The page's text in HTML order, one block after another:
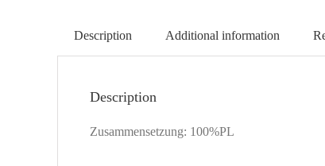
Description Additional information
Description
Zusammensetzung: 100%PL